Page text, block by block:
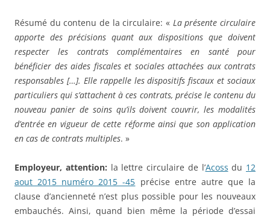
Résumé du contenu de la circulaire: « La présente circulaire
apporte des précisions quant aux dispositions que doivent
respecter les contrats complémentaires en santé pour
bénéficier des aides fiscales et sociales attachées aux contrats
responsables […]. Elle rappelle les dispositifs fiscaux et sociaux
particuliers qui s’attachent à ces contrats, précise le contenu du
nouveau panier de soins qu’ils doivent couvrir, les modalités
d’entrée en vigueur de cette réforme ainsi que son application
en cas de contrats multiples. »
Employeur, attention: la lettre circulaire de l’Acoss du 12
aout 2015 numéro 2015 -45 précise entre autre que la
clause d’ancienneté n’est plus possible pour les nouveaux
embauchés. Ainsi, quand bien même la période d’essai